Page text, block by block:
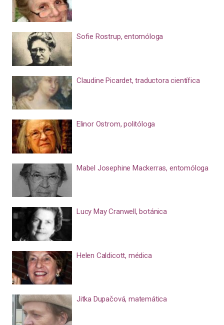
Sofie Rostrup, entomóloga
Claudine Picardet, traductora científica
Elinor Ostrom, politóloga
Mabel Josephine Mackerras, entomóloga
Lucy May Cranwell, botánica
Helen Caldicott, médica
Jitka Dupačová, matemática